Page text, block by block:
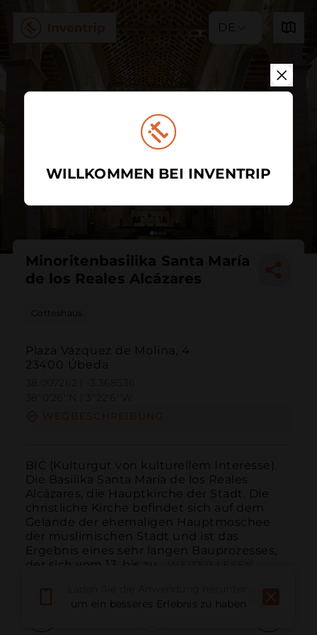
DE
Minoritenbasilika Santa María
de los Reales Alcázares
Gotteshaus
Plaza Vázquez de Molina, 4
23400 Úbeda
BIC (Kulturgut von kulturellem Interesse).
Die Basilika Santa María de los Reales
Alcázares, die Hauptkirche der Stadt. Die
christliche Kirche befindet sich auf dem
Gelände der ehemaligen Hauptmoschee
der muslimischen Stadt und ist das
Ergebnis eines sehr langen Bauprozesses,
der sich vom 13. bis zu...
um ein besseres Erlebnis zu haben
WILLKOMMEN BEI INVENTRIP